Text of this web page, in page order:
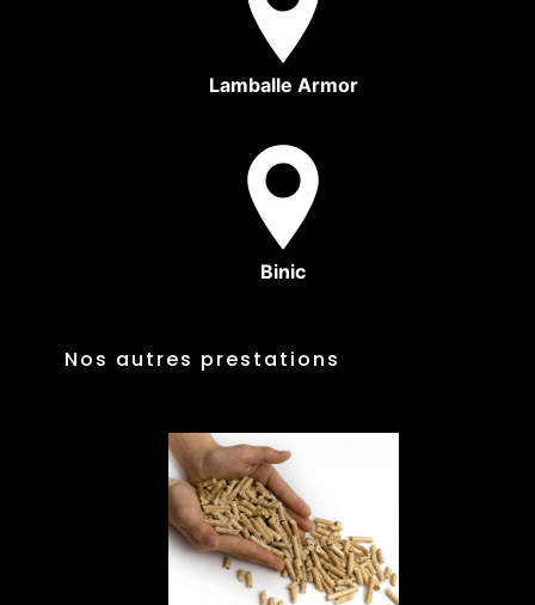
Lamballe Armor
Binic
Nos autres prestations